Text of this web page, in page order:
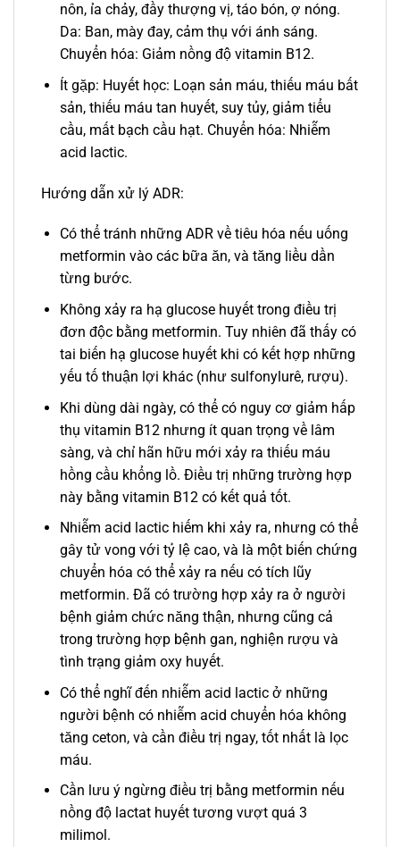
nôn, ỉa chảy, đầy thượng vị, táo bón, ợ nóng.
Da: Ban, mày đay, cảm thụ với ánh sáng.
Chuyển hóa: Giảm nồng độ vitamin B12.
Ít gặp: Huyết học: Loạn sản máu, thiếu máu bất
sản, thiếu máu tan huyết, suy tủy, giảm tiểu
cầu, mất bạch cầu hạt. Chuyển hóa: Nhiễm
acid lactic.
Hướng dẫn xử lý ADR:
Có thể tránh những ADR về tiêu hóa nếu uống
metformin vào các bữa ăn, và tăng liều dần
từng bước.
Không xảy ra hạ glucose huyết trong điều trị
đơn độc bằng metformin. Tuy nhiên đã thấy có
tai biến hạ glucose huyết khi có kết hợp những
yếu tố thuận lợi khác (như sulfonylurê, rượu).
Khi dùng dài ngày, có thể có nguy cơ giảm hấp
thụ vitamin B12 nhưng ít quan trọng về lâm
sàng, và chỉ hãn hữu mới xảy ra thiếu máu
hồng cầu khổng lồ. Ðiều trị những trường hợp
này bằng vitamin B12 có kết quả tốt.
Nhiễm acid lactic hiếm khi xảy ra, nhưng có thể
gây tử vong với tỷ lệ cao, và là một biến chứng
chuyển hóa có thể xảy ra nếu có tích lũy
metformin. Ðã có trường hợp xảy ra ở người
bệnh giảm chức năng thận, nhưng cũng cả
trong trường hợp bệnh gan, nghiện rượu và
tình trạng giảm oxy huyết.
Có thể nghĩ đến nhiễm acid lactic ở những
người bệnh có nhiễm acid chuyển hóa không
tăng ceton, và cần điều trị ngay, tốt nhất là lọc
máu.
Cần lưu ý ngừng điều trị bằng metformin nếu
nồng độ lactat huyết tương vượt quá 3
milimol.